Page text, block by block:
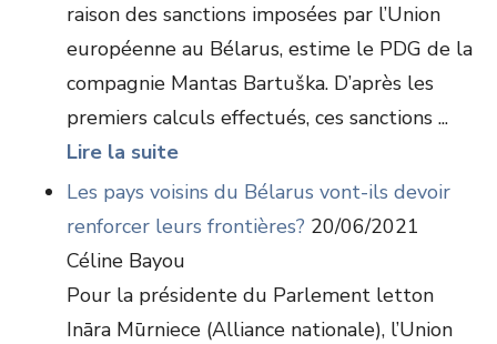
raison des sanctions imposées par l’Union
européenne au Bélarus, estime le PDG de la
compagnie Mantas Bartuška. D’après les
premiers calculs effectués, ces sanctions ...
Lire la suite
Les pays voisins du Bélarus vont-ils devoir
renforcer leurs frontières? 20/06/2021
Céline Bayou
Pour la présidente du Parlement letton
Ināra Mūrniece (Alliance nationale), l’Union